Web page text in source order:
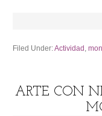
Filed Under:Actividad ,
ARTE CON